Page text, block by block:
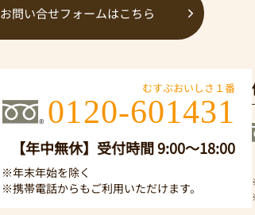
お問い合せフォームはこちら
むすぶおいしさ１番
0120-601431
【年中無休】受付時間 9:00～18:00
※年末年始を除く
※携帯電話からもご利用いただけます。